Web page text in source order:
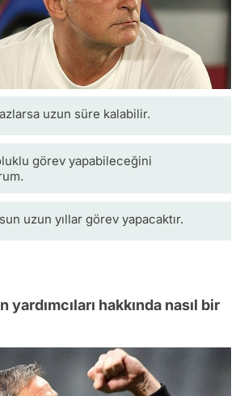
uzun süre kalabilir.
görev yapabileceğini
uzun yıllar görev yapacaktır.
hakkında nasıl bir